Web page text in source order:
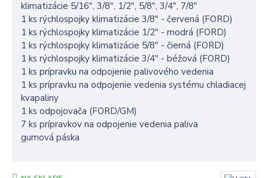
klimatizácie 5/16", 3/8", 1/2", 5/8", 3/4", 7/8"
1 ks rýchlospojky klimatizácie 3/8" - červená (FORD)
1 ks rýchlospojky klimatizácie 1/2" - modrá (FORD)
1 ks rýchlospojky klimatizácie 5/8" - čierná (FORD)
1 ks rýchlospojky klimatizácie 3/4" - béžová (FORD)
1 ks prípravku na odpojenie palivového vedenia
1 ks prípravku na odpojenie vedenia systému chladiacej
kvapaliny
1 ks odpojovača (FORD/GM)
7 ks prípravkov na odpojenie vedenia paliva
gumová páska